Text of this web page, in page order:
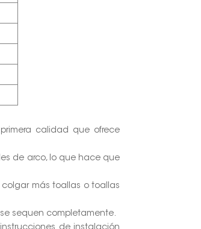
calidad que ofrece
de arco, lo que hace que
más toallas o toallas
sequen completamente.